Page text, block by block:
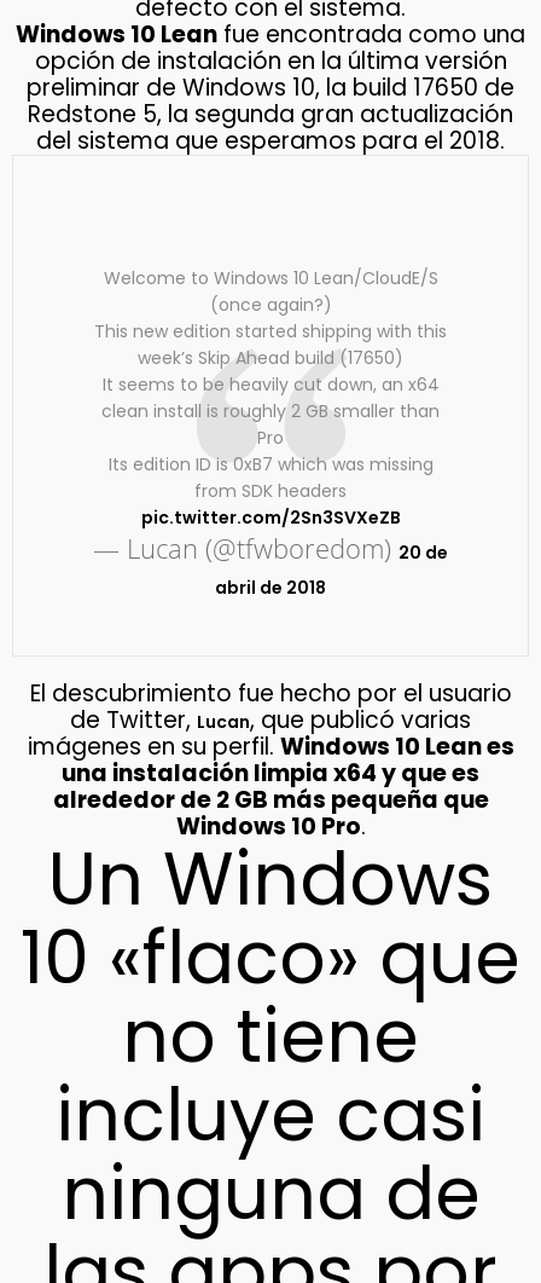
defecto con el sistema.
Windows 10 Lean fue encontrada como una
opción de instalación en la última versión
preliminar de Windows 10, la build 17650 de
Redstone 5, la segunda gran actualización
del sistema que esperamos para el 2018.
Welcome to Windows 10 Lean/CloudE/S
(once again?)
This new edition started shipping with this
week’s Skip Ahead build (17650)
It seems to be heavily cut down, an x64
clean install is roughly 2 GB smaller than
Pro
Its edition ID is 0xB7 which was missing
from SDK headers
pic.twitter.com/2Sn3SVXeZB
— Lucan (@tfwboredom) 20 de
abril de 2018
El descubrimiento fue hecho por el usuario
de Twitter, Lucan, que publicó varias
imágenes en su perfil. Windows 10 Lean es
una instalación limpia x64 y que es
alrededor de 2 GB más pequeña que
Windows 10 Pro.
Un Windows
10 «flaco» que
no tiene
incluye casi
ninguna de